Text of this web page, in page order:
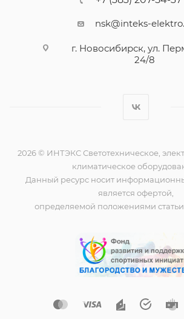
nsk@inteks-
г. Новосибирск, ул.
24/8
2026 © ИНТЭКС Светотехническое,
климатическое
Данный ресурс носит
является офертой,
определяемой положениями